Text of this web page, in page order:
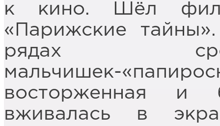
к кино. Шёл
«Парижские
рядах
мальчишек-
восторженная и
вживалась в